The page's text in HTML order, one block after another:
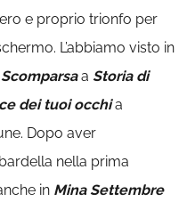
e proprio trionfo per
L’abbiamo visto in
Scomparsaa Storia di
dei tuoi occhia
Dopo aver
nella prima
in Mina Settembre